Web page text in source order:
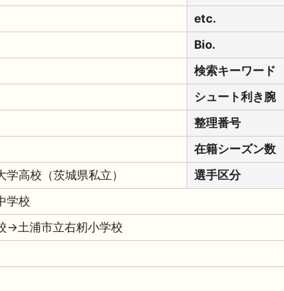
etc.
Bio.
検索キーワード
シュート利き腕
整理番号
在籍シーズン数
学高校（茨城県私立） 選手区分
学校
→土浦市立右籾小学校